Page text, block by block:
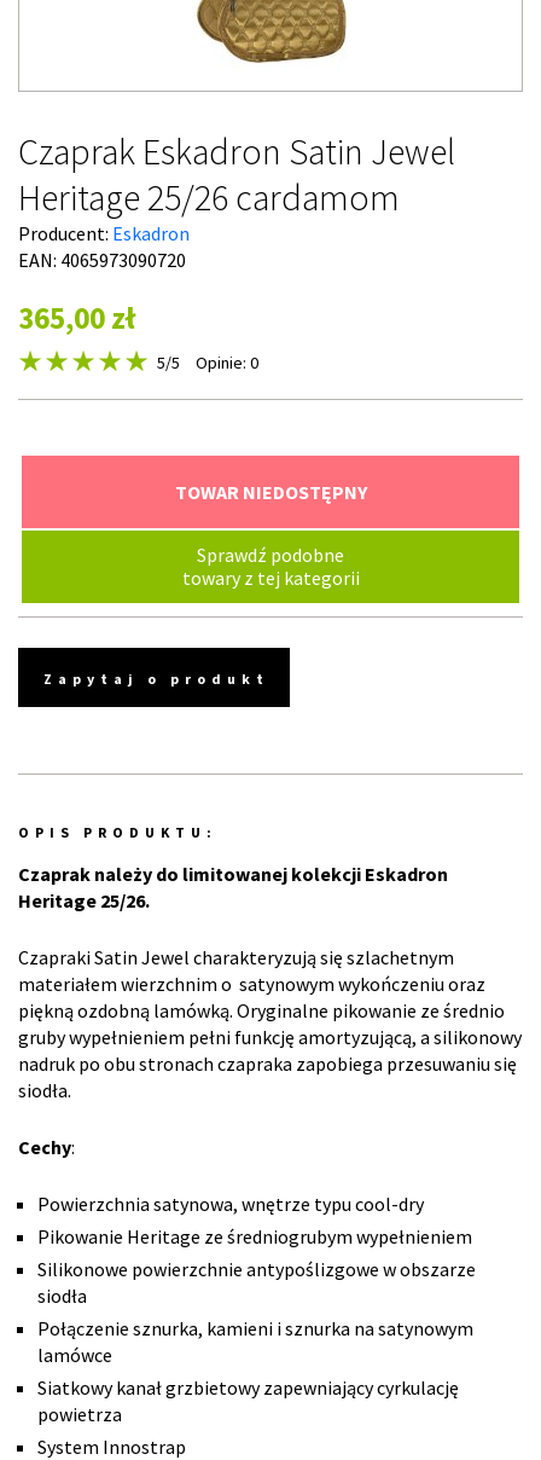
Czaprak Eskadron Satin Jewel
Heritage 25/26 cardamom
Producent: Eskadron
EAN: 4065973090720
365,00 zł
5/5 Opinie: 0
TOWAR NIEDOSTĘPNY
Sprawdź podobne
towary z tej kategorii
Zapytaj o produkt
OPIS PRODUKTU:
Czaprak należy do limitowanej kolekcji Eskadron
Heritage 25/26.
Czapraki Satin Jewel charakteryzują się szlachetnym
materiałem wierzchnim o satynowym wykończeniu oraz
piękną ozdobną lamówką. Oryginalne pikowanie ze średnio
gruby wypełnieniem pełni funkcję amortyzującą, a silikonowy
nadruk po obu stronach czapraka zapobiega przesuwaniu się
siodła.
Cechy:
Powierzchnia satynowa, wnętrze typu cool-dry
Pikowanie Heritage ze średniogrubym wypełnieniem
Silikonowe powierzchnie antypoślizgowe w obszarze
siodła
Połączenie sznurka, kamieni i sznurka na satynowym
lamówce
Siatkowy kanał grzbietowy zapewniający cyrkulację
powietrza
System Innostrap